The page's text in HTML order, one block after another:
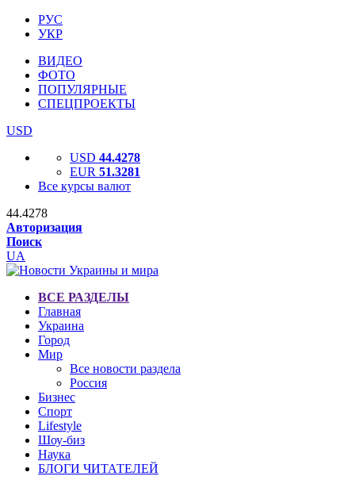
РУС
УКР
ВИДЕО
ФОТО
ПОПУЛЯРНЫЕ
СПЕЦПРОЕКТЫ
USD
USD 44.4278
EUR 51.3281
Все курсы валют
44.4278
Авторизация
Поиск
UA
ВСЕ РАЗДЕЛЫ
Главная
Украина
Город
Мир
Все новости раздела
Россия
Бизнес
Спорт
Lifestyle
Шоу-биз
Наука
БЛОГИ ЧИТАТЕЛЕЙ